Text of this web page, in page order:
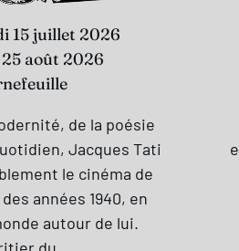
15 juillet 2026
août 2026
de la poésie
Jacques Tati
le cinéma de
années 1940, en
autour de lui.